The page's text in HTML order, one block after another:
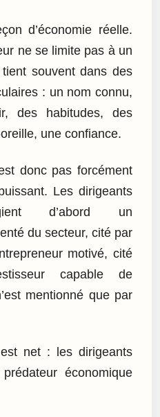
d’économie réelle.
ne se limite pas à un
souvent dans des
: un nom connu,
des habitudes, des
une confiance.
donc pas forcément
Les dirigeants
d’abord un
du secteur, cité par
motivé, cité
capable de
mentionné que par
net : les dirigeants
économique